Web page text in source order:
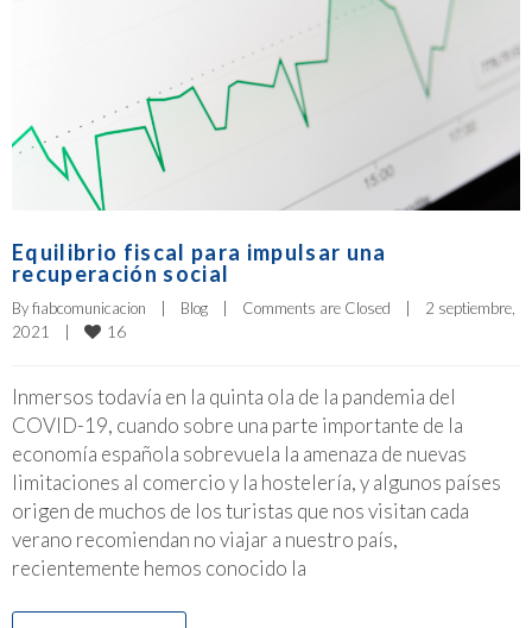
Equilibrio fiscal para impulsar una
recuperación social
By fiabcomunicacion Blog Comments are Closed
2 septiembre,
2021
16
Inmersos todavía en la quinta ola de la pandemia del
COVID-19, cuando sobre una parte importante de la
economía española sobrevuela la amenaza de nuevas
limitaciones al comercio y la hostelería, y algunos países
origen de muchos de los turistas que nos visitan cada
verano recomiendan no viajar a nuestro país,
recientemente hemos conocido la